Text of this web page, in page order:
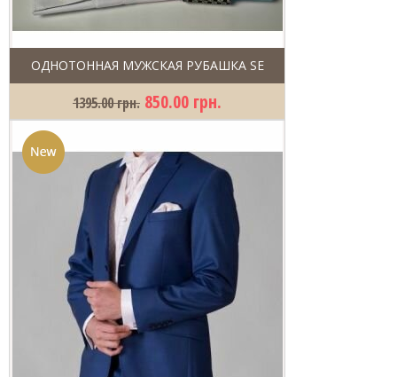
ОДНОТОННАЯ МУЖСКАЯ РУБАШКА SE
1395.00 грн. 850.00 грн.